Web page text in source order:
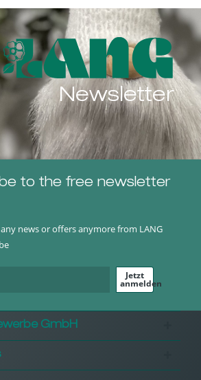
Newsletter
to the free newsletter
news or offers anymore from LANG
Jetzt
anmelden
GmbH